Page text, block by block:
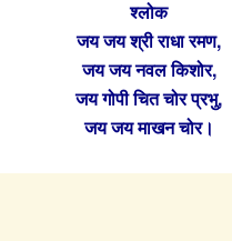
श्लोक
जय जय श्री राधा रमण,
जय जय नवल किशोर,
जय गोपी चित चोर प्रभु,
जय जय माखन चोर।